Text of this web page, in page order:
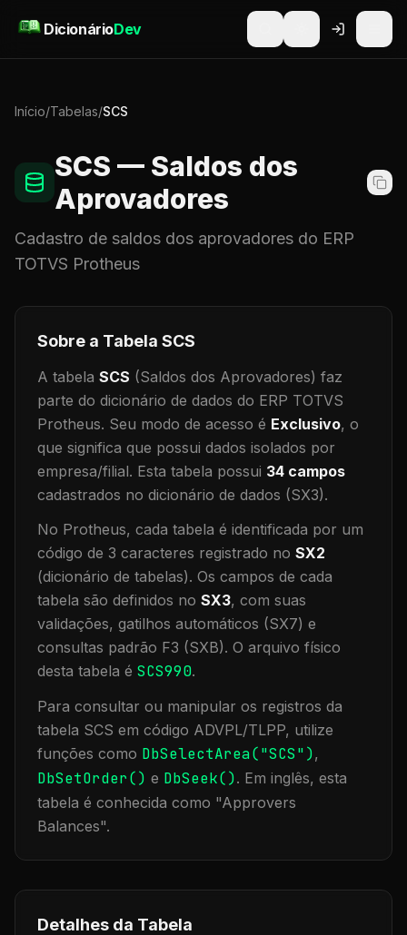
DicionárioDev
Início/Tabelas/SCS
SCS — Saldos dos
Aprovadores
Cadastro de saldos dos aprovadores do ERP
TOTVS Protheus
Sobre a Tabela SCS
A tabela SCS (Saldos dos Aprovadores) faz
parte do dicionário de dados do ERP TOTVS
Protheus. Seu modo de acesso é Exclusivo, o
que significa que possui dados isolados por
empresa/filial. Esta tabela possui 34 campos
cadastrados no dicionário de dados (SX3).
No Protheus, cada tabela é identificada por um
código de 3 caracteres registrado no SX2
(dicionário de tabelas). Os campos de cada
tabela são definidos no SX3, com suas
validações, gatilhos automáticos (SX7) e
consultas padrão F3 (SXB). O arquivo físico
desta tabela é SCS990.
Para consultar ou manipular os registros da
tabela SCS em código ADVPL/TLPP, utilize
funções como DbSelectArea("SCS"),
DbSetOrder() e DbSeek(). Em inglês, esta
tabela é conhecida como "Approvers
Balances".
Detalhes da Tabela